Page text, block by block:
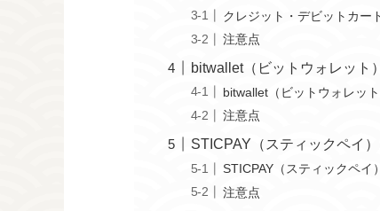
クレジット・デビットカー
注意点
bitwallet（ビットウォレット
bitwallet（ビットウォレッ
注意点
STICPAY（スティックペイ
STICPAY（スティックペイ
注意点